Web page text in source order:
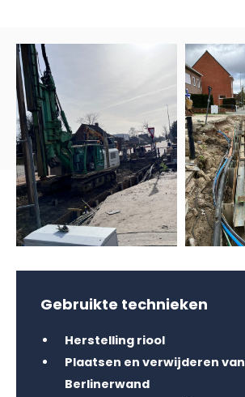
Gebruikte technieken
Herstelling riool
Plaatsen en verwijderen van
Berlinerwand